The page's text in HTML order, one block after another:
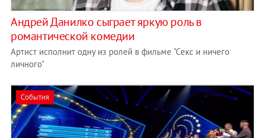
Андрей Данилко сыграет яркую роль в
романтической комедии
Артист исполнит одну из ролей в фильме "Секс и ничего
личного"
События